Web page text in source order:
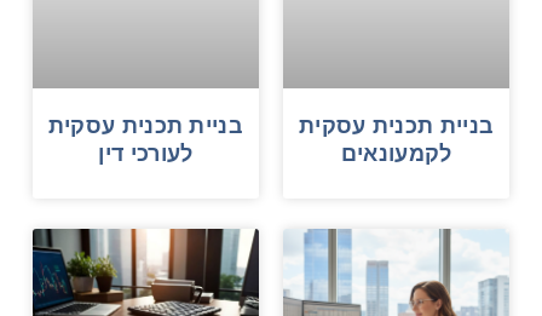
בניית תכנית עסקית
לקמעונאים
בניית תכנית עסקית
לעורכי דין